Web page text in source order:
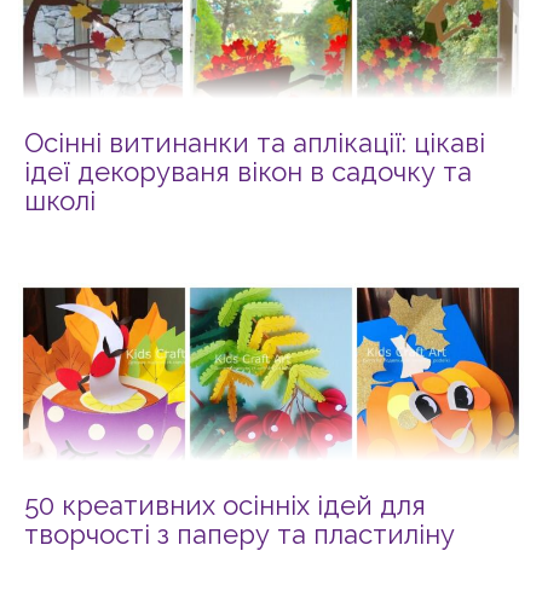
Осінні витинанки та аплікації: цікаві
ідеї декоруваня вікон в садочку та
школі
50 креативних осінніх ідей для
творчості з паперу та пластиліну